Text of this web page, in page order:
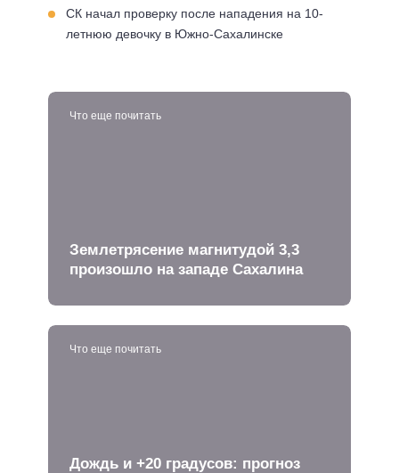
СК начал проверку после нападения на 10-
летнюю девочку в Южно-Сахалинске
Что еще почитать
Землетрясение магнитудой 3,3
произошло на западе Сахалина
Что еще почитать
Дождь и +20 градусов: прогноз